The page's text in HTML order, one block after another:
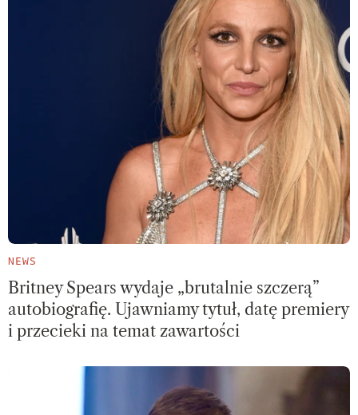
NEWS
Britney Spears wydaje „brutalnie szczerą”
autobiografię. Ujawniamy tytuł, datę premiery
i przecieki na temat zawartości